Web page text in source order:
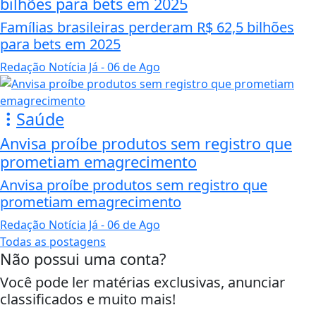
bilhões para bets em 2025
Famílias brasileiras perderam R$ 62,5 bilhões
para bets em 2025
Redação Notícia Já - 06 de Ago
Saúde
Anvisa proíbe produtos sem registro que
prometiam emagrecimento
Anvisa proíbe produtos sem registro que
prometiam emagrecimento
Redação Notícia Já - 06 de Ago
Todas as postagens
Não possui uma conta?
Você pode ler matérias exclusivas, anunciar
classificados e muito mais!